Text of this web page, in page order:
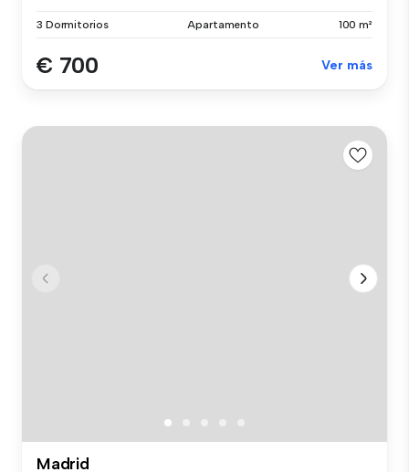
3 Dormitorios Apartamento 100 m²
€ 700 Ver más
Madrid